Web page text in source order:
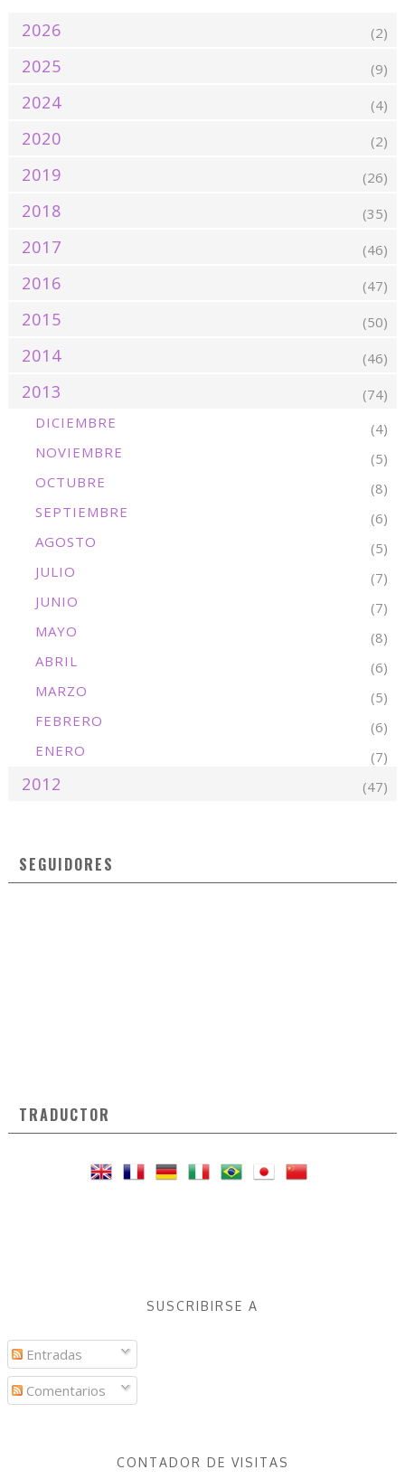
2026 (2)
2025 (9)
2024 (4)
2020 (2)
2019 (26)
2018 (35)
2017 (46)
2016 (47)
2015 (50)
2014 (46)
2013
(74)
DICIEMBRE
(4)
NOVIEMBRE
(5)
OCTUBRE
(8)
SEPTIEMBRE
(6)
AGOSTO
(5)
JULIO
(7)
JUNIO
(7)
MAYO
(8)
ABRIL
(6)
MARZO
(5)
FEBRERO
(6)
ENERO
(7)
2012 (47)
SEGUIDORES
TRADUCTOR
SUSCRIBIRSE A
Entradas
Comentarios
CONTADOR DE VISITAS